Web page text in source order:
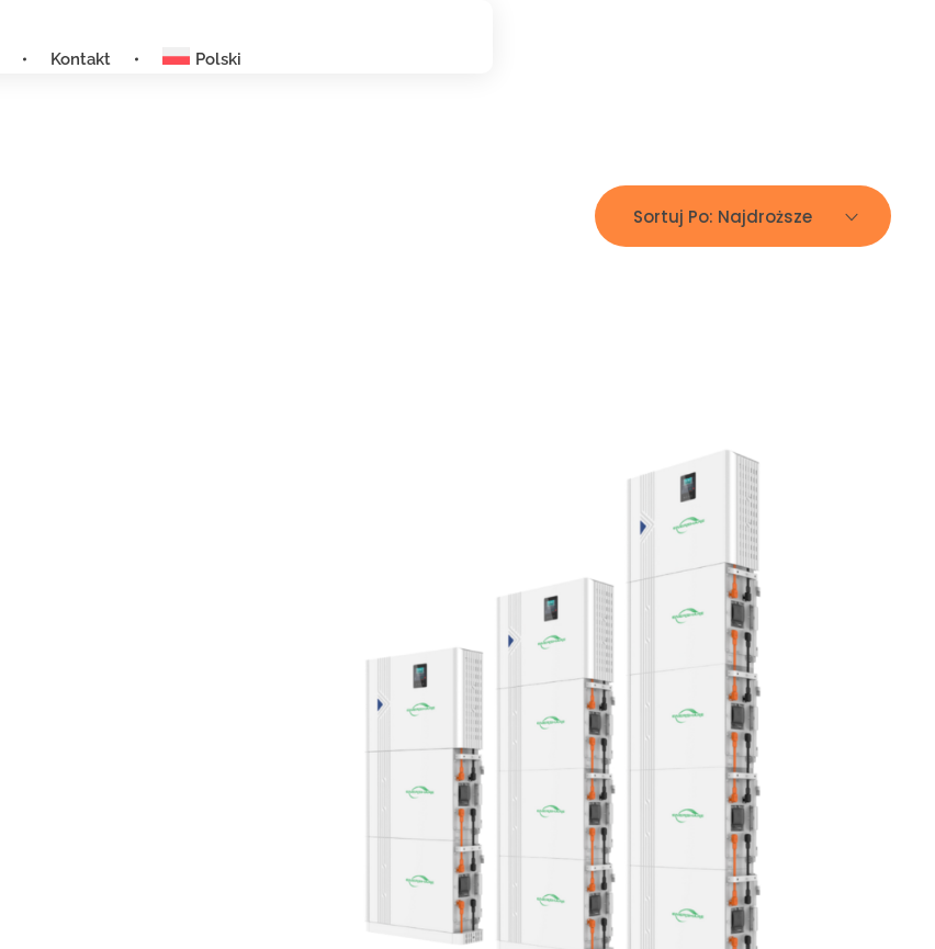
Kontakt Polski
Sortuj Po: Najdroższe